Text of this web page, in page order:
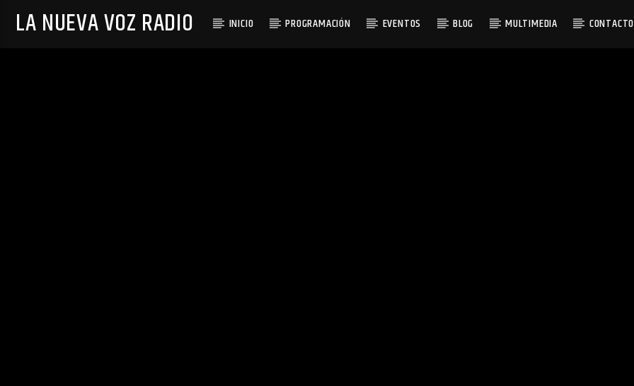
LA NUEVA VOZ RADIO INICIO PROGRAMACIÓN EVENTOS BLOG MULTIMEDIA CONTACTO